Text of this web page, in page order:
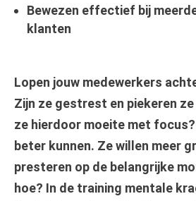
Bewezen effectief bij
klanten
Lopen jouw medewerkers
Zijn ze gestrest en piekeren
ze hierdoor moeite met
beter kunnen. Ze willen meer
presteren op de belangrijke
hoe? In de training mentale